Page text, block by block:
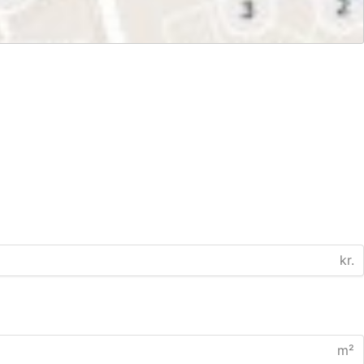
kr.
m²